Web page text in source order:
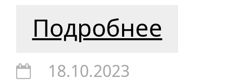
Подробнее
18.10.2023